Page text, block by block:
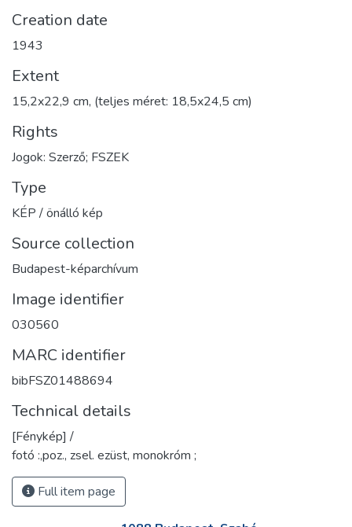
Creation date
1943
Extent
15,2x22,9 cm, (teljes méret: 18,5x24,5 cm)
Rights
Jogok: Szerző; FSZEK
Type
KÉP / önálló kép
Source collection
Budapest-képarchívum
Image identifier
030560
MARC identifier
bibFSZ01488694
Technical details
[Fénykép] /
fotó :,poz., zsel. ezüst, monokróm ;
Full item page